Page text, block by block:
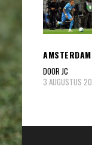
AMSTERDAM
DOOR JC
3 AUGUSTUS